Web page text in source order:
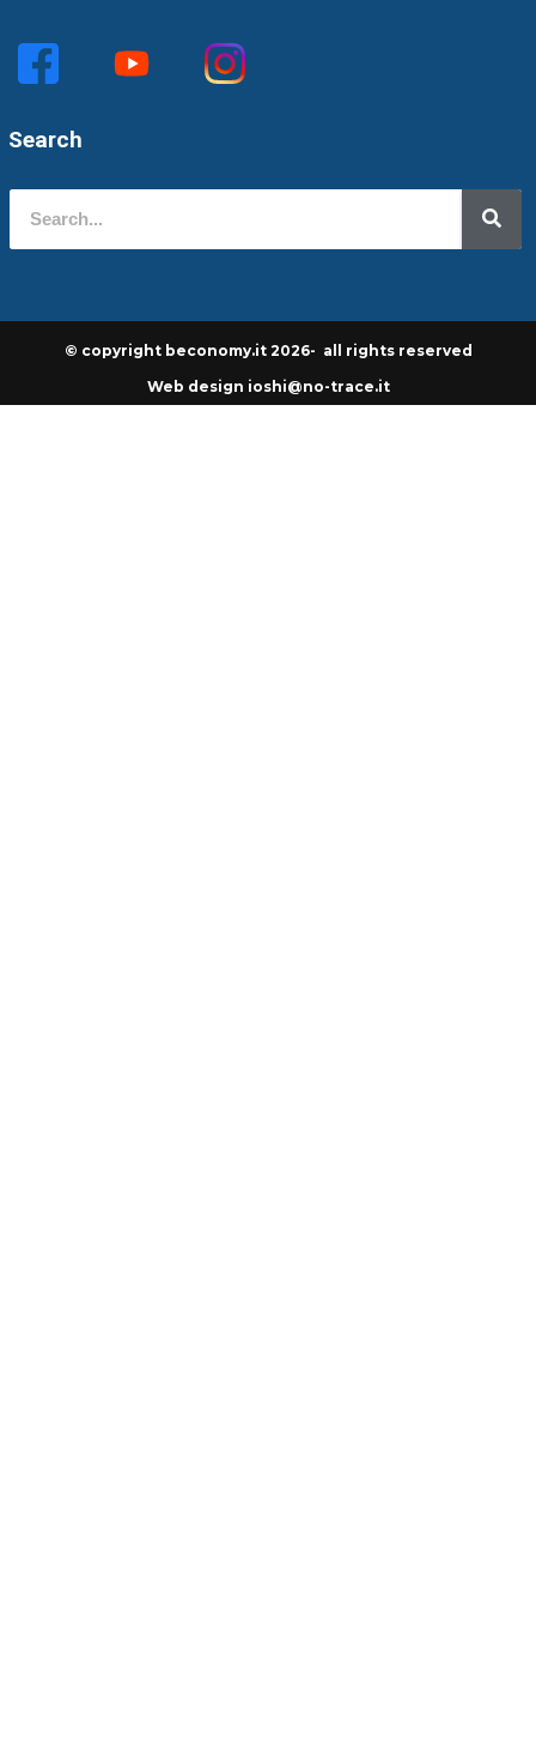
Search
© copyright beconomy.it 2026- all rights reserved
Web design ioshi@no-trace.it